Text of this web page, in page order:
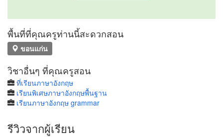
พื้นที่ที่คุณครูท่านนี้สะดวกสอน
ขอนแก่น
วิชาอื่นๆ ที่คุณครูสอน
ที่เรียนภาษาอังกฤษ
เรียนพิเศษภาษาอังกฤษพื้นฐาน
เรียนภาษาอังกฤษ grammar
รีวิวจากผู้เรียน